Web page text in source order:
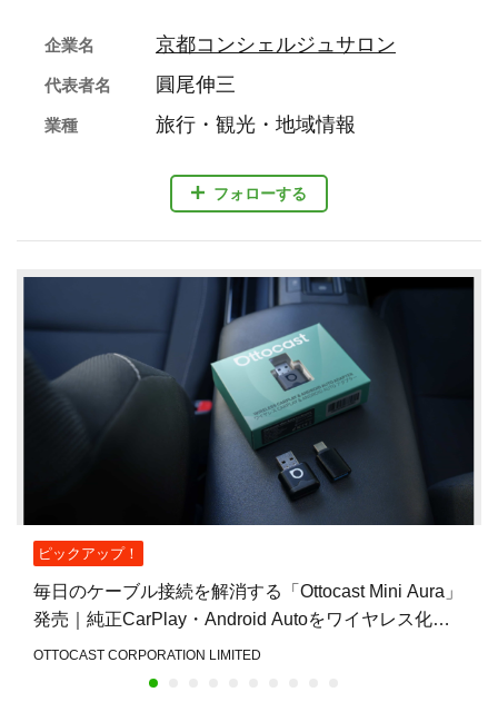
フォローする
企業名 京都コンシェルジュサロン
代表者名 圓尾伸三
業種 旅行・観光・地域情報
ピックアップ！
毎日のケーブル接続を解消する「Ottocast Mini Aura」
発売｜純正CarPlay・Android Autoをワイヤレス化
し、乗車後すぐ使える快適な車
OTTOCAST CORPORATION LIMITED